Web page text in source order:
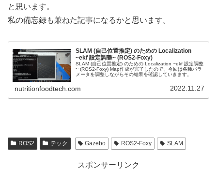
と思います。
私の備忘録も兼ねた記事になるかと思います。
SLAM (自己位置推定) のための Localization
~ekf 設定調整~ (ROS2-Foxy)
SLAM (自己位置推定) のための Localization ~ekf 設定調整
~ (ROS2-Foxy) Map作成が完了したので、今回は各種パラ
メータを調整しながらその結果を確認していきます。
nutritionfoodtech.com 2022.11.27
ROS2 テック Gazebo ROS2-Foxy SLAM
スポンサーリンク